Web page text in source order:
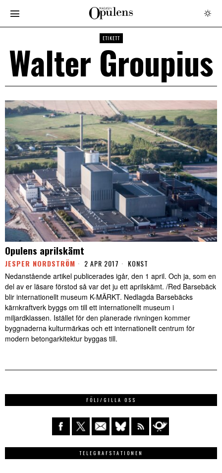
ETIKETT
Walter Groupius
Opulens aprilskämt
JESPER NORDSTRÖM 2 APR 2017 KONST
Nedanstående artikel publicerades igår, den 1 april. Och ja, som en
del av er läsare förstod så var det ju ett aprilskämt. /Red Barsebäck
blir internationellt museum K-MÄRKT. Nedlagda Barsebäcks
kärnkraftverk byggs om till ett internationellt museum i
miljardklassen. Istället för den planerade rivningen kommer
byggnaderna kulturmärkas och ett internationellt centrum för
modern betongarkitektur byggas till.
FÖLJ/GILLA OSS
TELEGRAFSTATIONEN